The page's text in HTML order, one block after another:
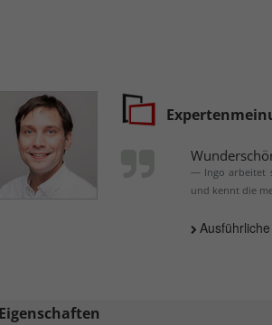
Ingo arbeitet
und kennt die
Eigenschaften